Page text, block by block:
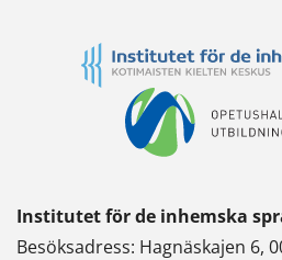
Institutet för de inhemska
Besöksadress: Hagnäskajen 6,